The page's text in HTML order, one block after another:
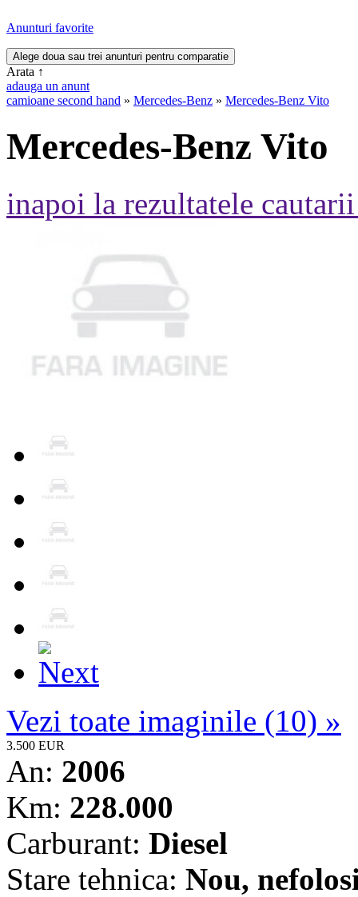
Anunturi favorite
Arata ↑
adauga un anunt
camioane second hand » Mercedes-Benz » Mercedes-Benz Vito
Mercedes-Benz Vito
inapoi la rezultatele
Vezi toate imaginile (10) »
3.500 EUR
An: 2006
Km: 228.000
Carburant: Diesel
Stare tehnica: Nou,